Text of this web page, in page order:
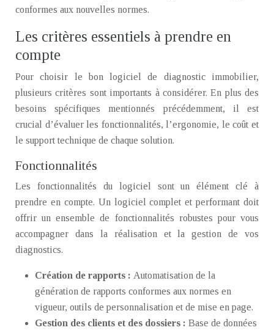
conformes aux nouvelles normes.
Les critères essentiels à prendre en
compte
Pour choisir le bon logiciel de diagnostic immobilier,
plusieurs critères sont importants à considérer. En plus des
besoins spécifiques mentionnés précédemment, il est
crucial d’évaluer les fonctionnalités, l’ergonomie, le coût et
le support technique de chaque solution.
Fonctionnalités
Les fonctionnalités du logiciel sont un élément clé à
prendre en compte. Un logiciel complet et performant doit
offrir un ensemble de fonctionnalités robustes pour vous
accompagner dans la réalisation et la gestion de vos
diagnostics.
Création de rapports : Automatisation de la
génération de rapports conformes aux normes en
vigueur, outils de personnalisation et de mise en page.
Gestion des clients et des dossiers : Base de données